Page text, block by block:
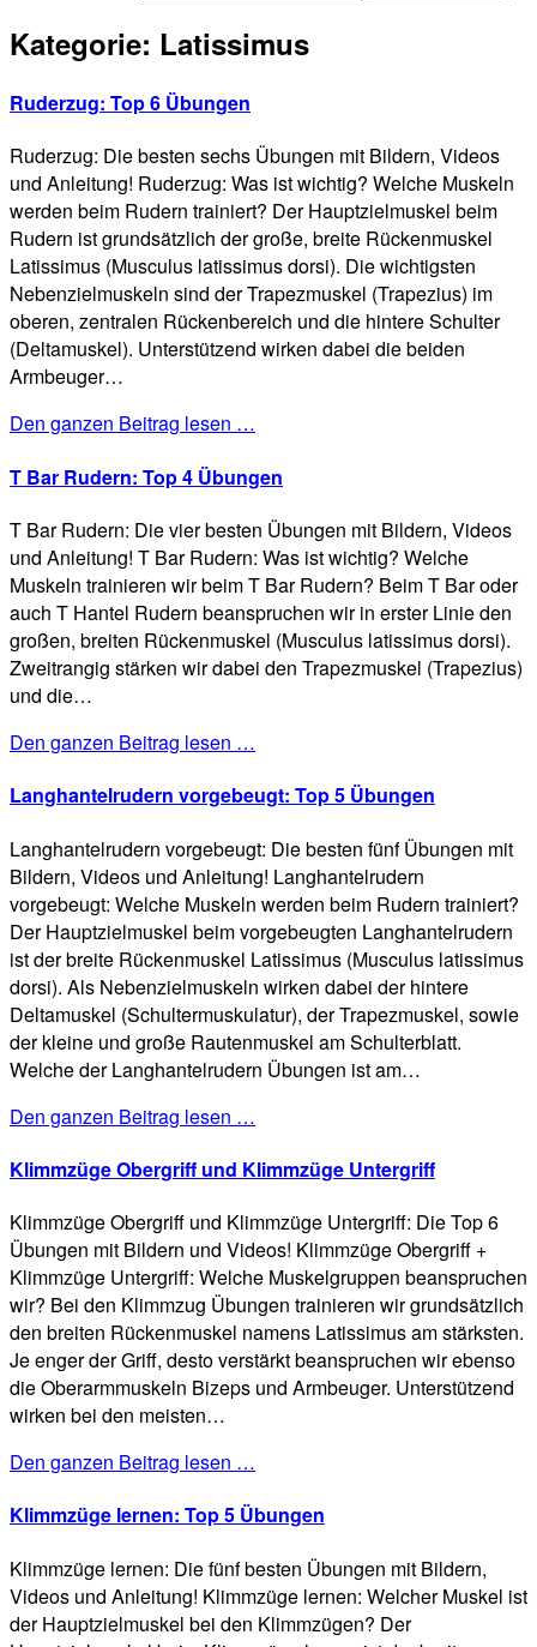
Kategorie: Latissimus
Ruderzug: Top 6 Übungen
Ruderzug: Die besten sechs Übungen mit Bildern, Videos
und Anleitung! Ruderzug: Was ist wichtig? Welche Muskeln
werden beim Rudern trainiert? Der Hauptzielmuskel beim
Rudern ist grundsätzlich der große, breite Rückenmuskel
Latissimus (Musculus latissimus dorsi). Die wichtigsten
Nebenzielmuskeln sind der Trapezmuskel (Trapezius) im
oberen, zentralen Rückenbereich und die hintere Schulter
(Deltamuskel). Unterstützend wirken dabei die beiden
Armbeuger…
Den ganzen Beitrag lesen …
T Bar Rudern: Top 4 Übungen
T Bar Rudern: Die vier besten Übungen mit Bildern, Videos
und Anleitung! T Bar Rudern: Was ist wichtig? Welche
Muskeln trainieren wir beim T Bar Rudern? Beim T Bar oder
auch T Hantel Rudern beanspruchen wir in erster Linie den
großen, breiten Rückenmuskel (Musculus latissimus dorsi).
Zweitrangig stärken wir dabei den Trapezmuskel (Trapezius)
und die…
Den ganzen Beitrag lesen …
Langhantelrudern vorgebeugt: Top 5 Übungen
Langhantelrudern vorgebeugt: Die besten fünf Übungen mit
Bildern, Videos und Anleitung! Langhantelrudern
vorgebeugt: Welche Muskeln werden beim Rudern trainiert?
Der Hauptzielmuskel beim vorgebeugten Langhantelrudern
ist der breite Rückenmuskel Latissimus (Musculus latissimus
dorsi). Als Nebenzielmuskeln wirken dabei der hintere
Deltamuskel (Schultermuskulatur), der Trapezmuskel, sowie
der kleine und große Rautenmuskel am Schulterblatt.
Welche der Langhantelrudern Übungen ist am…
Den ganzen Beitrag lesen …
Klimmzüge Obergriff und Klimmzüge Untergriff
Klimmzüge Obergriff und Klimmzüge Untergriff: Die Top 6
Übungen mit Bildern und Videos! Klimmzüge Obergriff +
Klimmzüge Untergriff: Welche Muskelgruppen beanspruchen
wir? Bei den Klimmzug Übungen trainieren wir grundsätzlich
den breiten Rückenmuskel namens Latissimus am stärksten.
Je enger der Griff, desto verstärkt beanspruchen wir ebenso
die Oberarmmuskeln Bizeps und Armbeuger. Unterstützend
wirken bei den meisten…
Den ganzen Beitrag lesen …
Klimmzüge lernen: Top 5 Übungen
Klimmzüge lernen: Die fünf besten Übungen mit Bildern,
Videos und Anleitung! Klimmzüge lernen: Welcher Muskel ist
der Hauptzielmuskel bei den Klimmzügen? Der